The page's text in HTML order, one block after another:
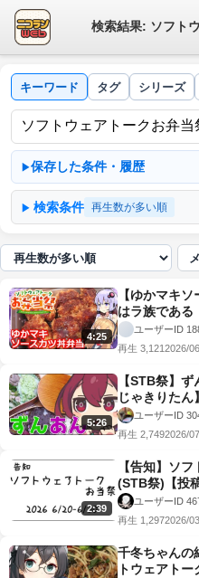
検索結果: ソフト
キーワード タグ シリーズ
保存した条件・履歴
検索条件 再生数が多い順
並び順
4:25
【ゆかマキ
はラ族である
祭】ユーザーID
再生 3,1212026/
5:26
【STB祭】
じゃきりたん】
ユーザーID
再生 2,7492026/
2:39
【告知】ソ
(STB祭)【投
ユーザーID
再生 1,2972026/
千冬ちゃんの
トウェアト